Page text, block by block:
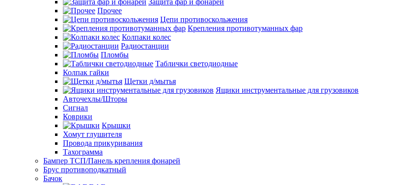
Защита фар и фонарей
Прочее
Цепи противоскольжения
Крепления противотуманных фар
Колпаки колес
Радиостанции
Пломбы
Таблички светодиодные
Колпак гайки
Щетки д/мытья
Ящики инструментальные для грузовиков
Авточехлы/Шторы
Сигнал
Коврики
Крышки
Хомут глушителя
Провода прикуривания
Тахограмма
Бампер ТСП/Панель крепления фонарей
Брус противоподкатный
Бачок